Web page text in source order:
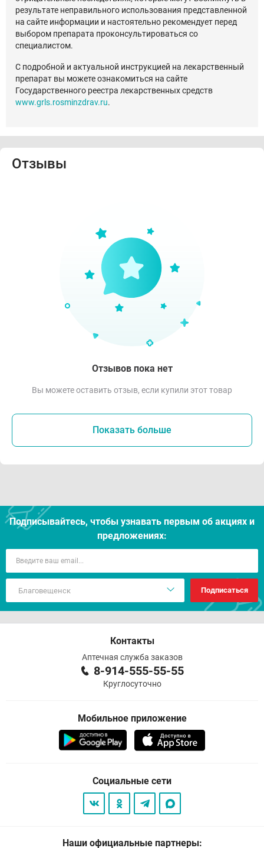
результате неправильного использования представленной
на сайте информации и настоятельно рекомендует перед
выбором препарата проконсультироваться со
специалистом.
С подробной и актуальной инструкцией на лекарственный
препарат вы можете ознакомиться на сайте
Государственного реестра лекарственных средств
www.grls.rosminzdrav.ru.
Отзывы
Отзывов пока нет
Вы можете оставить отзыв, если купили этот товар
Показать больше
Подписывайтесь, чтобы узнавать первым об акцияx и
предложениях:
Подписаться
Контакты
Аптечная служба заказов
8-914-555-55-55
Круглосуточно
Мобильное приложение
Социальные сети
Наши официальные партнеры: